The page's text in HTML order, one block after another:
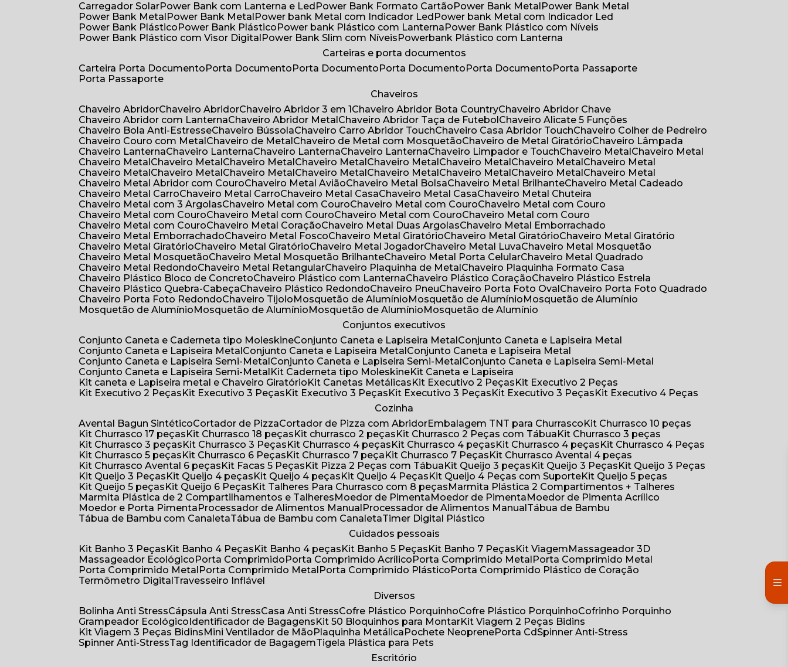
Carregador Solar
Power Bank com Lanterna e Led Power Bank Formato Cartão Power Bank Metal
Power Bank Metal
Power Bank Metal
Power Bank Metal Power bank Metal com Indicador Led
Power bank Metal com Indicador Led
Power Bank Plástico
Power Bank Plástico Power bank Plástico com Lanterna
Power Bank Plástico com Níveis
Power Bank Plástico com Visor Digital
Power Bank Slim com Níveis
Powerbank Plástico com Lanterna
Carteiras e porta documentos
Carteira Porta Documento
Porta Documento Porta Documento Porta Documento Porta Documento
Porta Passaporte
Porta Passaporte
Chaveiros
Chaveiro Abridor
Chaveiro Abridor Chaveiro Abridor 3 em 1 Chaveiro Abridor Bota Country
Chaveiro Abridor Chave
Chaveiro Abridor com Lanterna
Chaveiro Abridor Metal Chaveiro Abridor Taça de Futebol
Chaveiro Alicate 5 Funções
Chaveiro Bola Anti-Estresse
Chaveiro Bússola Chaveiro Carro Abridor Touch Chaveiro Casa Abridor Touch
Chaveiro Colher de Pedreiro
Chaveiro Couro com Metal
Chaveiro de Metal Chaveiro de Metal com Mosquetão Chaveiro de Metal Giratório
Chaveiro Lâmpada
Chaveiro Lanterna
Chaveiro Lanterna Chaveiro Lanterna Chaveiro Lanterna Chaveiro Limpador e Touch Chaveiro Metal
Chaveiro Metal
Chaveiro Metal
Chaveiro Metal Chaveiro Metal Chaveiro Metal Chaveiro Metal Chaveiro Metal Chaveiro Metal
Chaveiro Metal
Chaveiro Metal
Chaveiro Metal Chaveiro Metal Chaveiro Metal Chaveiro Metal Chaveiro Metal Chaveiro Metal
Chaveiro Metal
Chaveiro Metal Abridor com Couro
Chaveiro Metal Avião Chaveiro Metal Bolsa Chaveiro Metal Brilhante
Chaveiro Metal Cadeado
Chaveiro Metal Carro
Chaveiro Metal Carro Chaveiro Metal Casa Chaveiro Metal Casa
Chaveiro Metal Chuteira
Chaveiro Metal com 3 Argolas
Chaveiro Metal com Couro Chaveiro Metal com Couro
Chaveiro Metal com Couro
Chaveiro Metal com Couro
Chaveiro Metal com Couro Chaveiro Metal com Couro
Chaveiro Metal com Couro
Chaveiro Metal com Couro
Chaveiro Metal Coração Chaveiro Metal Duas Argolas
Chaveiro Metal Emborrachado
Chaveiro Metal Emborrachado
Chaveiro Metal Fosco Chaveiro Metal Giratório Chaveiro Metal Giratório
Chaveiro Metal Giratório
Chaveiro Metal Giratório
Chaveiro Metal Giratório Chaveiro Metal Jogador Chaveiro Metal Luva
Chaveiro Metal Mosquetão
Chaveiro Metal Mosquetão
Chaveiro Metal Mosquetão Brilhante Chaveiro Metal Porta Celular
Chaveiro Metal Quadrado
Chaveiro Metal Redondo
Chaveiro Metal Retangular Chaveiro Plaquinha de Metal
Chaveiro Plaquinha Formato Casa
Chaveiro Plástico Bloco de Concreto
Chaveiro Plástico com Lanterna Chaveiro Plástico Coração
Chaveiro Plástico Estrela
Chaveiro Plástico Quebra-Cabeça
Chaveiro Plástico Redondo Chaveiro Pneu Chaveiro Porta Foto Oval
Chaveiro Porta Foto Quadrado
Chaveiro Porta Foto Redondo
Chaveiro Tijolo Mosquetão de Alumínio Mosquetão de Alumínio
Mosquetão de Alumínio
Mosquetão de Alumínio
Mosquetão de Alumínio Mosquetão de Alumínio
Mosquetão de Alumínio
Conjuntos executivos
Conjunto Caneta e Caderneta tipo Moleskine
Conjunto Caneta e Lapiseira Metal
Conjunto Caneta e Lapiseira Metal
Conjunto Caneta e Lapiseira Metal
Conjunto Caneta e Lapiseira Metal
Conjunto Caneta e Lapiseira Metal
Conjunto Caneta e Lapiseira Semi-Metal
Conjunto Caneta e Lapiseira Semi-Metal
Conjunto Caneta e Lapiseira Semi-Metal
Conjunto Caneta e Lapiseira Semi-Metal
Kit Caderneta tipo Moleskine
Kit Caneta e Lapiseira
Kit caneta e Lapiseira metal e Chaveiro Giratório
Kit Canetas Metálicas Kit Executivo 2 Peças
Kit Executivo 2 Peças
Kit Executivo 2 Peças
Kit Executivo 3 Peças Kit Executivo 3 Peças Kit Executivo 3 Peças Kit Executivo 3 Peças
Kit Executivo 4 Peças
Cozinha
Avental Bagun Sintético
Cortador de Pizza Cortador de Pizza com Abridor Embalagem TNT para Churrasco
Kit Churrasco 10 peças
Kit Churrasco 17 peças
Kit Churrasco 18 peças Kit churrasco 2 peças Kit Churrasco 2 Peças com Tábua
Kit Churrasco 3 peças
Kit Churrasco 3 peças
Kit Churrasco 3 Peças Kit Churrasco 4 peças Kit Churrasco 4 peças Kit Churrasco 4 peças
Kit Churrasco 4 Peças
Kit Churrasco 5 peças
Kit Churrasco 6 Peças Kit Churrasco 7 peça Kit Churrasco 7 Peças
Kit Churrasco Avental 4 peças
Kit Churrasco Avental 6 peças
Kit Facas 5 Peças Kit Pizza 2 Peças com Tábua Kit Queijo 3 peças Kit Queijo 3 Peças
Kit Queijo 3 Peças
Kit Queijo 3 Peças
Kit Queijo 4 peças Kit Queijo 4 peças Kit Queijo 4 Peças Kit Queijo 4 Peças com Suporte
Kit Queijo 5 peças
Kit Queijo 5 peças
Kit Queijo 6 Peças Kit Talheres Para Churrasco com 8 peças
Marmita Plástica 2 Compartimentos + Talheres
Marmita Plástica de 2 Compartilhamentos e Talheres
Moedor de Pimenta Moedor de Pimenta
Moedor de Pimenta Acrílico
Moedor e Porta Pimenta
Processador de Alimentos Manual Processador de Alimentos Manual
Tábua de Bambu
Tábua de Bambu com Canaleta
Tábua de Bambu com Canaleta
Timer Digital Plástico
Cuidados pessoais
Kit Banho 3 Peças
Kit Banho 4 Peças Kit Banho 4 peças Kit Banho 5 Peças Kit Banho 7 Peças Kit Viagem
Massageador 3D
Massageador Ecológico
Porta Comprimido Porta Comprimido Acrílico Porta Comprimido Metal
Porta Comprimido Metal
Porta Comprimido Metal
Porta Comprimido Metal Porta Comprimido Plástico
Porta Comprimido Plástico de Coração
Termômetro Digital
Travesseiro Inflável
Diversos
Bolinha Anti Stress
Cápsula Anti Stress Casa Anti Stress Cofre Plástico Porquinho Cofre Plástico Porquinho
Cofrinho Porquinho
Grampeador Ecológico Identificador de Bagagens Kit 50 Bloquinhos para Montar
Kit Viagem 2 Peças Bidins
Kit Viagem 3 Peças Bidins
Mini Ventilador de Mão Plaquinha Metálica Pochete Neoprene Porta Cd
Spinner Anti-Stress
Spinner Anti-Stress
Tag Identificador de Bagagem
Tigela Plástica para Pets
Escritório